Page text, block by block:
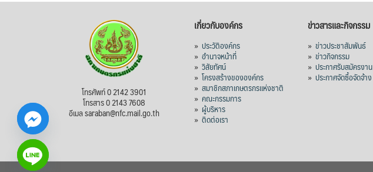
โทรศัพท์ 0 2142 3901
โทรสาร 0 2143 7608
อีเมล saraban@nfc.mail.go.th
เกี่ยวกับองค์กร
»ประวัติองค์กร
»อำนาจหน้าที่
»วิสัยทัศน์
»โครงสร้างขององค์กร
»สมาชิกสภาเกษตรกรแห่งชาติ
»คณะกรรมการ
» ผู้บริหาร
»ติดต่อเรา
ข่าวสารและกิจกรรม
»ข่าวประชาสัมพันธ์
»ข่าวกิจกรรม
»ประกาศรับสมัครงาน
»ประกาศจัดซื้อจัดจ้าง